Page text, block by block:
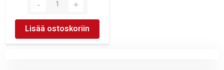
Lisää ostoskoriin